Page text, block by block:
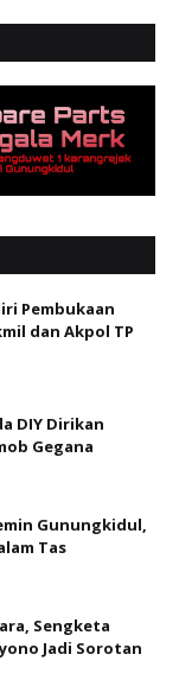
Pembukaan
dan Akpol TP
DIY Dirikan
Gegana
Gunungkidul,
Tas
Sengketa
Jadi Sorotan